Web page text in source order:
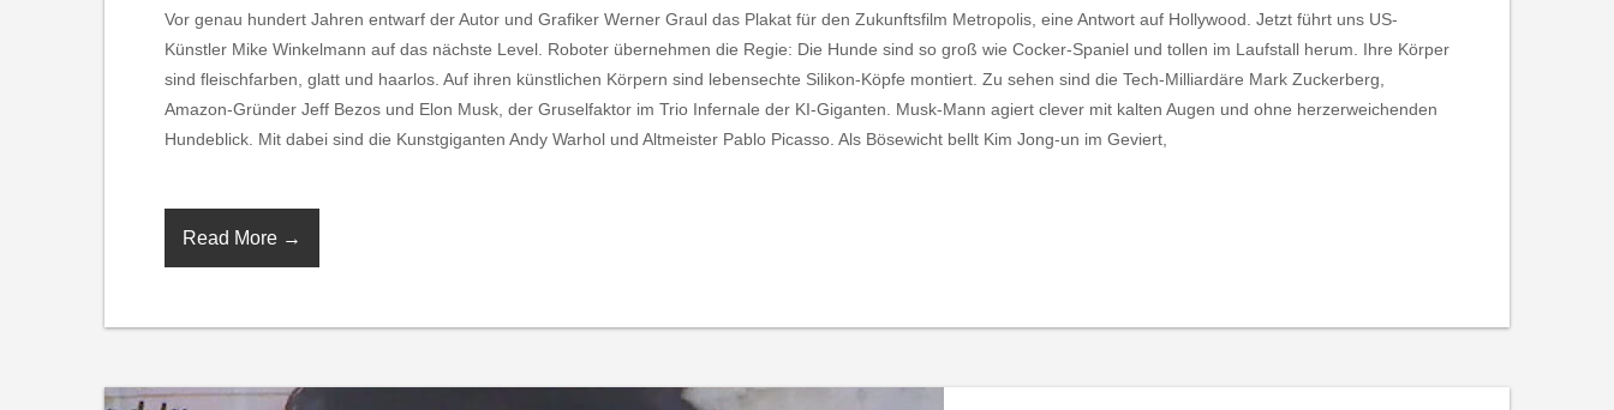
Vor genau hundert Jahren entwarf der Autor und Grafiker Werner Graul das Plakat für den Zukunftsfilm Metropolis, eine Antwort auf Hollywood. Jetzt führt uns US-
Künstler Mike Winkelmann auf das nächste Level. Roboter übernehmen die Regie: Die Hunde sind so groß wie Cocker-Spaniel und tollen im Laufstall herum. Ihre Körper
sind fleischfarben, glatt und haarlos. Auf ihren künstlichen Körpern sind lebensechte Silikon-Köpfe montiert. Zu sehen sind die Tech-Milliardäre Mark Zuckerberg,
Amazon-Gründer Jeff Bezos und Elon Musk, der Gruselfaktor im Trio Infernale der KI-Giganten. Musk-Mann agiert clever mit kalten Augen und ohne herzerweichenden
Hundeblick. Mit dabei sind die Kunstgiganten Andy Warhol und Altmeister Pablo Picasso. Als Bösewicht bellt Kim Jong-un im Geviert,
Read More →